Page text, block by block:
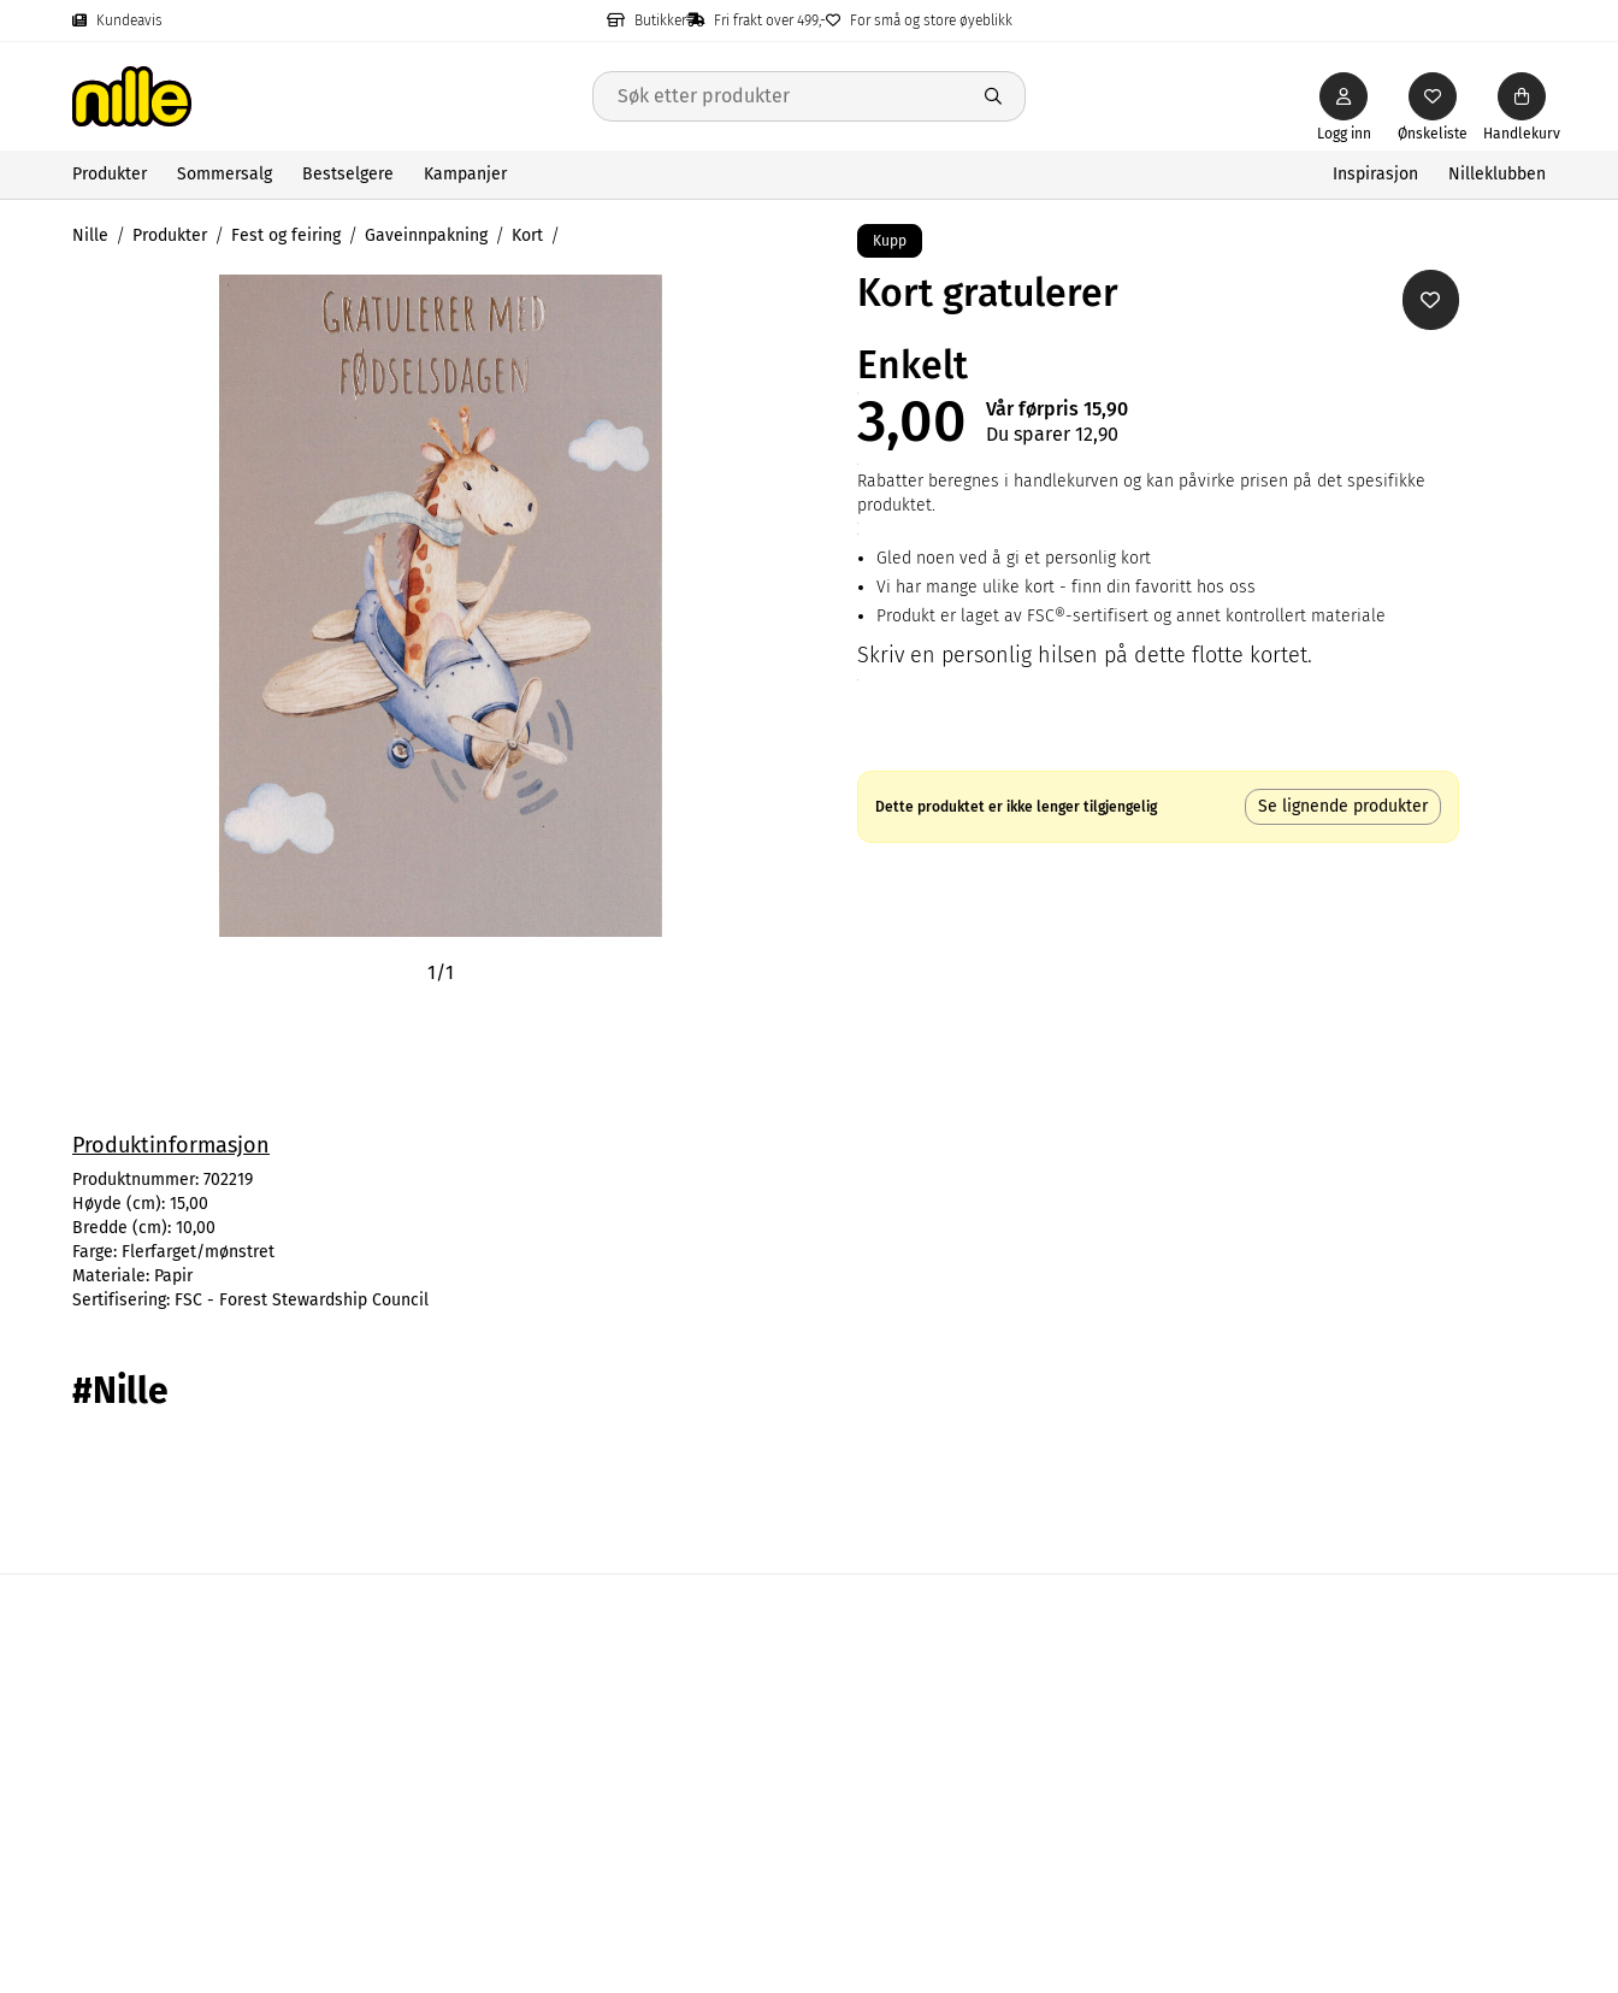
Kundeavis Butikker Fri frakt over 499,- For små og store øyeblikk
Ønskeliste
Logg inn Handlekurv
Produkter Sommersalg Bestselgere Kampanjer Inspirasjon Nilleklubben
Nille Produkter Fest og feiring Gaveinnpakning Kort
1/1
Kupp
Kort gratulerer
Enkelt
3,00
Vår førpris 15,90
Du sparer 12,90
Rabatter beregnes i handlekurven og kan påvirke prisen på det spesifikke
produktet.
Gled noen ved å gi et personlig kort
Vi har mange ulike kort - finn din favoritt hos oss
Produkt er laget av FSC®-sertifisert og annet kontrollert materiale
Skriv en personlig hilsen på dette flotte kortet.
Dette produktet er ikke lenger tilgjengelig Se lignende produkter
Produktinformasjon
Produktnummer: 702219
Høyde (cm): 15,00
Bredde (cm): 10,00
Farge: Flerfarget/mønstret
Materiale: Papir
Sertifisering: FSC - Forest Stewardship Council
#Nille